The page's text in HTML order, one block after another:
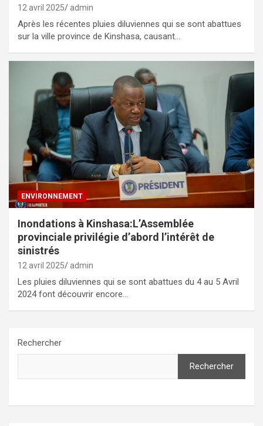
12 avril 2025 admin
Après les récentes pluies diluviennes qui se sont abattues
sur la ville province de Kinshasa, causant…
ENVIRONNEMENT
Inondations à Kinshasa:L’Assemblée
provinciale privilégie d’abord l’intérêt de
sinistrés
12 avril 2025 admin
Les pluies diluviennes qui se sont abattues du 4 au 5 Avril
2024 font découvrir encore…
Rechercher
Rechercher